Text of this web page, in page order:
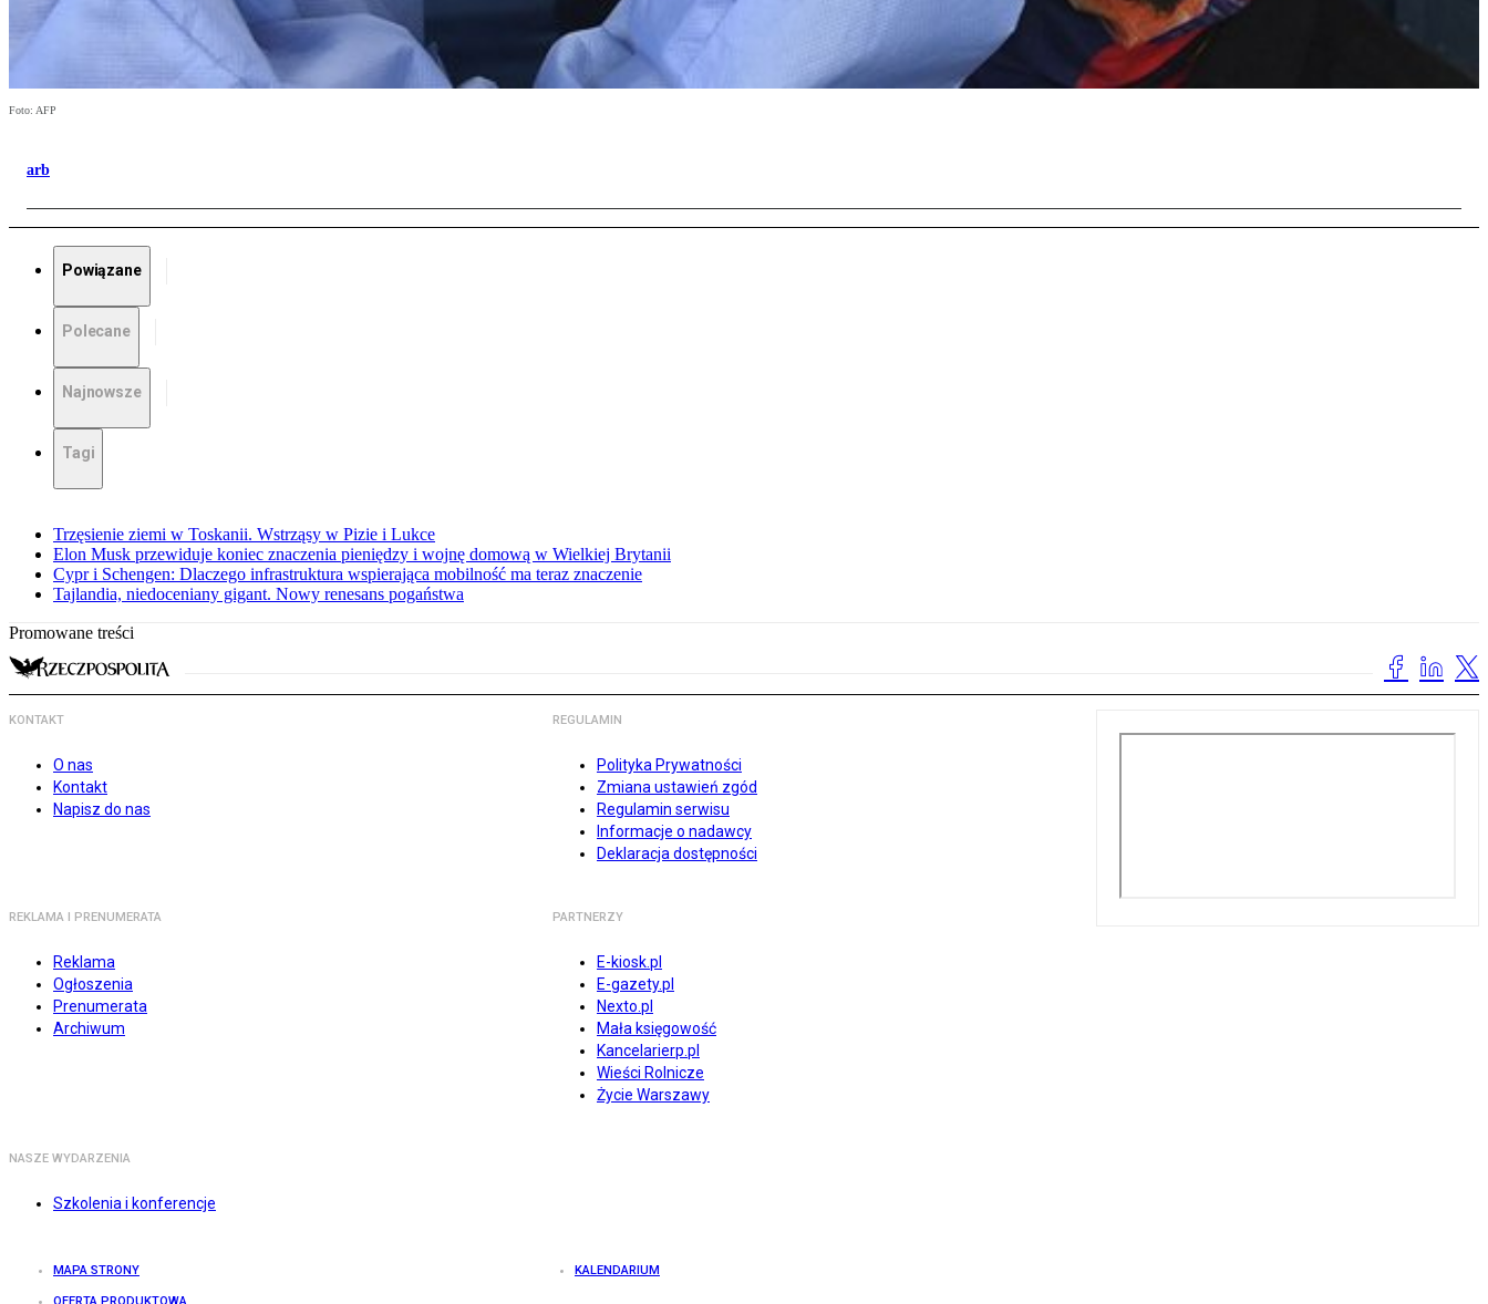
Foto: AFP
arb
Powiązane
Polecane
Najnowsze
Tagi
Trzęsienie ziemi w Toskanii. Wstrząsy w Pizie i Lukce
Elon Musk przewiduje koniec znaczenia pieniędzy i wojnę domową w Wielkiej Brytanii
Cypr i Schengen: Dlaczego infrastruktura wspierająca mobilność ma teraz znaczenie
Tajlandia, niedoceniany gigant. Nowy renesans pogaństwa
Promowane treści
KONTAKT
O nas
Kontakt
Napisz do nas
REGULAMIN
Polityka Prywatności
Zmiana ustawień zgód
Regulamin serwisu
Informacje o nadawcy
Deklaracja dostępności
REKLAMA I PRENUMERATA
Reklama
Ogłoszenia
Prenumerata
Archiwum
PARTNERZY
E-kiosk.pl
E-gazety.pl
Nexto.pl
Mała księgowość
Kancelarierp.pl
Wieści Rolnicze
Życie Warszawy
NASZE WYDARZENIA
Szkolenia i konferencje
MAPA STRONY KALENDARIUM